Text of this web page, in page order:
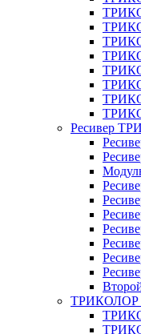
Ресивер
ТРИКОЛОР